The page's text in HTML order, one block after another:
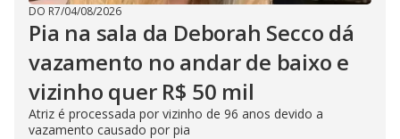
DO R7/04/08/2026
Pia na sala da Deborah Secco dá
vazamento no andar de baixo e
vizinho quer R$ 50 mil
Atriz é processada por vizinho de 96 anos devido a
vazamento causado por pia